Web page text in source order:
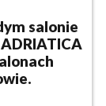
salonie